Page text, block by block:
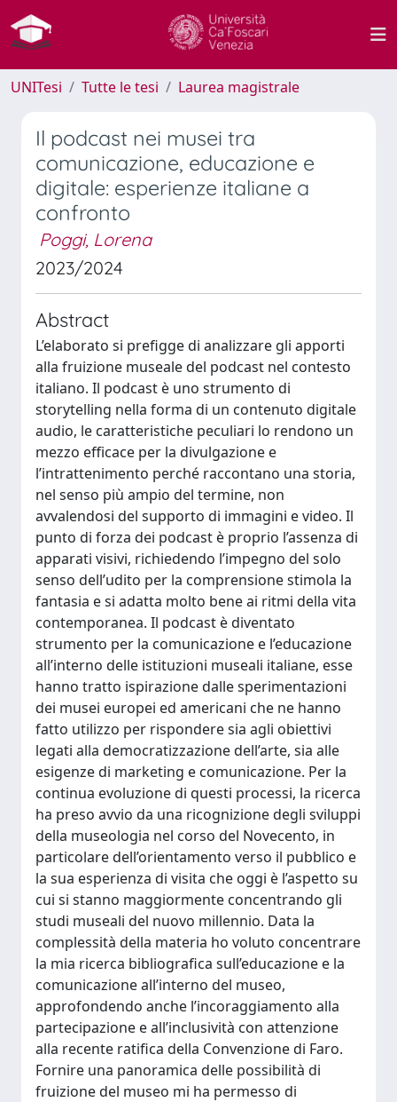
UNITesi Tutte le tesi Laurea magistrale
Il podcast nei musei tra
comunicazione, educazione e
digitale: esperienze italiane a
confronto
Poggi, Lorena
2023/2024
Abstract
L’elaborato si prefigge di analizzare gli apporti
alla fruizione museale del podcast nel contesto
italiano. Il podcast è uno strumento di
storytelling nella forma di un contenuto digitale
audio, le caratteristiche peculiari lo rendono un
mezzo efficace per la divulgazione e
l’intrattenimento perché raccontano una storia,
nel senso più ampio del termine, non
avvalendosi del supporto di immagini e video. Il
punto di forza dei podcast è proprio l’assenza di
apparati visivi, richiedendo l’impegno del solo
senso dell’udito per la comprensione stimola la
fantasia e si adatta molto bene ai ritmi della vita
contemporanea. Il podcast è diventato
strumento per la comunicazione e l’educazione
all’interno delle istituzioni museali italiane, esse
hanno tratto ispirazione dalle sperimentazioni
dei musei europei ed americani che ne hanno
fatto utilizzo per rispondere sia agli obiettivi
legati alla democratizzazione dell’arte, sia alle
esigenze di marketing e comunicazione. Per la
continua evoluzione di questi processi, la ricerca
ha preso avvio da una ricognizione degli sviluppi
della museologia nel corso del Novecento, in
particolare dell’orientamento verso il pubblico e
la sua esperienza di visita che oggi è l’aspetto su
cui si stanno maggiormente concentrando gli
studi museali del nuovo millennio. Data la
complessità della materia ho voluto concentrare
la mia ricerca bibliografica sull’educazione e la
comunicazione all’interno del museo,
approfondendo anche l’incoraggiamento alla
partecipazione e all’inclusività con attenzione
alla recente ratifica della Convenzione di Faro.
Fornire una panoramica delle possibilità di
fruizione del museo mi ha permesso di